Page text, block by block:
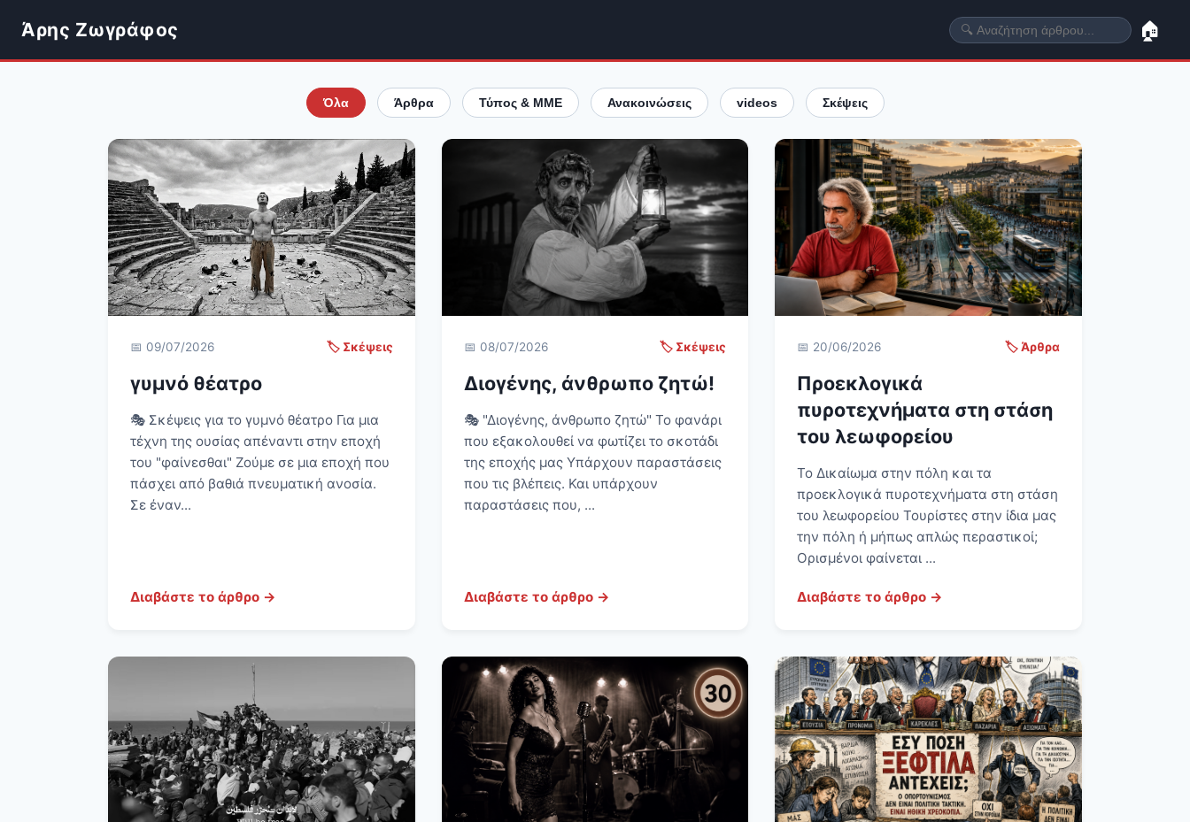
Άρης Ζωγράφος 🏠
Όλα Άρθρα Τύπος & ΜΜΕ Ανακοινώσεις videos Σκέψεις
📅 09/07/2026 🏷️ Σκέψεις
γυμνό θέατρο
🎭 Σκέψεις για το γυμνό θέατρο Για μια
τέχνη της ουσίας απέναντι στην εποχή
του "φαίνεσθαι" Ζούμε σε μια εποχή που
πάσχει από βαθιά πνευματική ανοσία.
Σε έναν...
Διαβάστε το άρθρο →
📅 08/07/2026 🏷️ Σκέψεις
Διογένης, άνθρωπο ζητώ!
🎭 "Διογένης, άνθρωπο ζητώ" Το φανάρι
που εξακολουθεί να φωτίζει το σκοτάδι
της εποχής μας Υπάρχουν παραστάσεις
που τις βλέπεις. Και υπάρχουν
παραστάσεις που, ...
Διαβάστε το άρθρο →
📅 20/06/2026 🏷️ Άρθρα
Προεκλογικά
πυροτεχνήματα στη στάση
του λεωφορείου
Το Δικαίωμα στην πόλη και τα
προεκλογικά πυροτεχνήματα στη στάση
του λεωφορείου Τουρίστες στην ίδια μας
την πόλη ή μήπως απλώς περαστικοί;
Ορισμένοι φαίνεται ...
Διαβάστε το άρθρο →